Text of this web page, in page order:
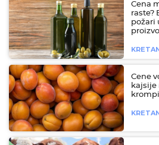
Cena
raste?
požari
Cene
kajsije